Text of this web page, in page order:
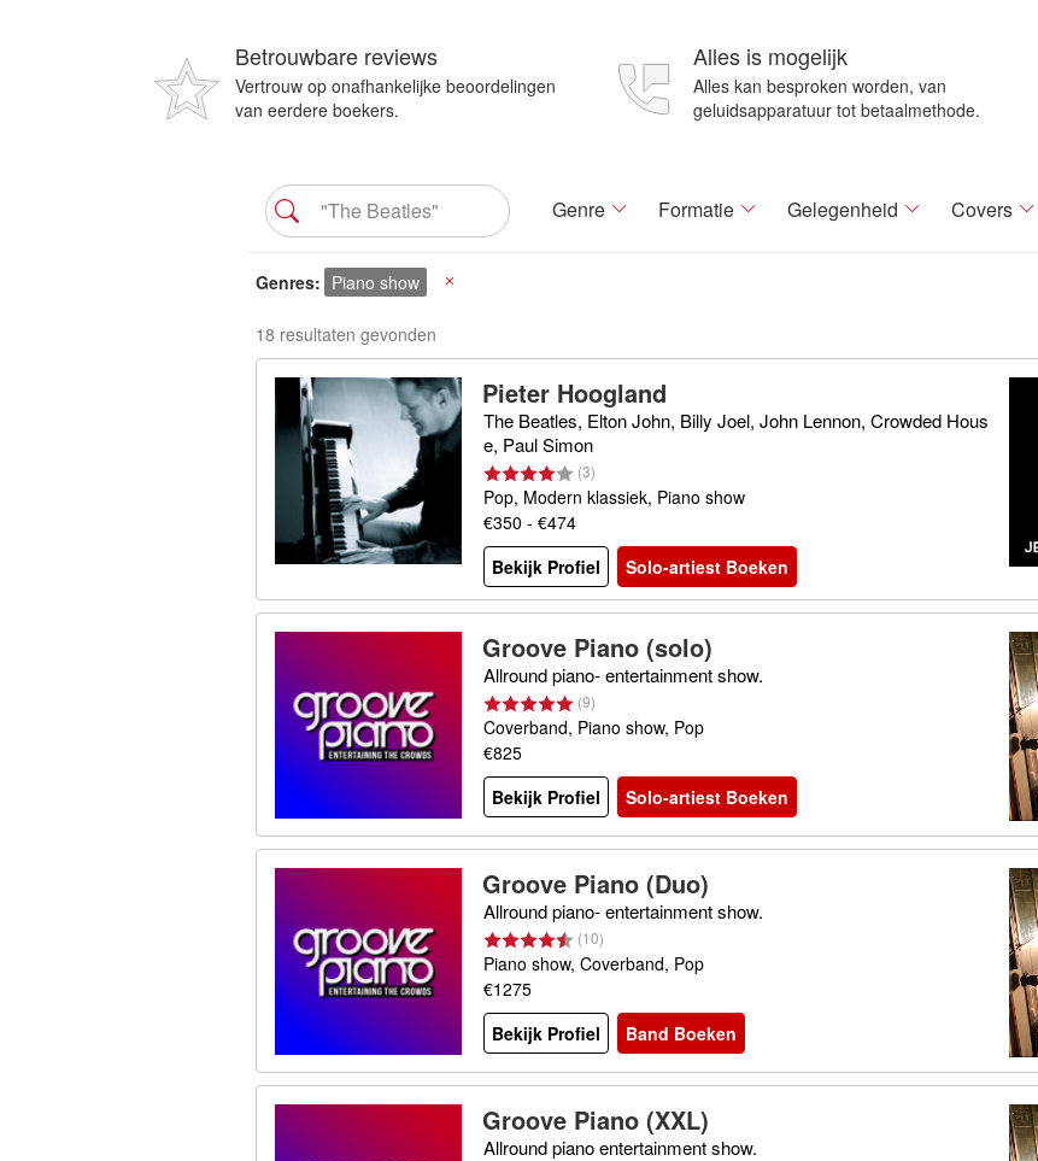
Betrouwbare reviews
Vertrouw op onafhankelijke beoordelingen
van eerdere boekers.
Alles is mogelijk
Alles kan besproken worden, van
geluidsapparatuur tot betaalmethode.
Genre Formatie Gelegenheid Covers
Genres Piano show
18 resultaten gevonden
Pieter Hoogland
The Beatles, Elton John, Billy Joel, John Lennon, Crowded Hous
e, Paul Simon
(3)
Pop, Modern klassiek, Piano show
€350 - €474
Bekijk Profiel
Solo-artiest Boeken
Groove Piano (solo)
Allround piano- entertainment show.
(9)
Coverband, Piano show, Pop
€825
Bekijk Profiel
Solo-artiest Boeken
Groove Piano (Duo)
Allround piano- entertainment show.
(10)
Piano show, Coverband, Pop
€1275
Bekijk Profiel
Band Boeken
Groove Piano (XXL)
Allround piano entertainment show.